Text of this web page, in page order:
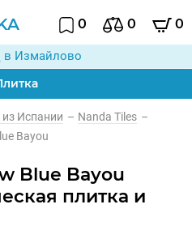
0 0 0
в Измайлово
Испании – Nanda Tiles –
Bayou
Blue Bayou
плитка и